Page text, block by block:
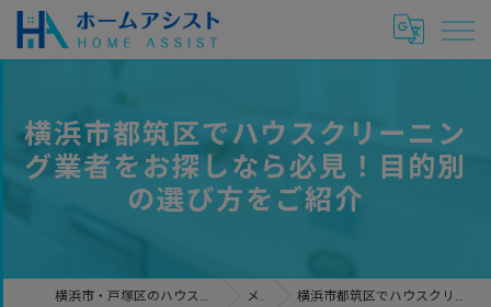
横浜市都筑区でハウスクリーニン
グ業者をお探しなら必見！目的別
の選び方をご紹介
横浜市・戸塚区のハウスクリーニングやリフォームは合同会社ホームアシスト メディア 横浜市都筑区でハウスクリーニング業者をお探しなら必見！目的別の選び方をご紹介